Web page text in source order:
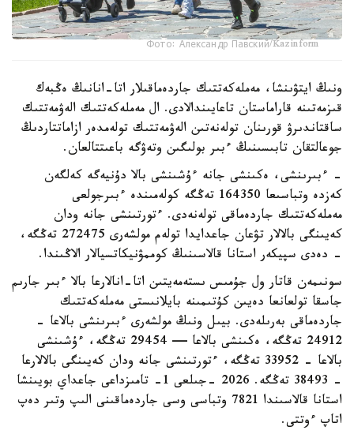
Фото: Александр Павский/Kazinform
ونىڭ ايتۋىنشا، مەملەكەتتىك جاردەماقىلار اتا-انانىڭ ەڭبەك
قىزمەتىنە قاراماستان تاعايىندالادى. ال مەملەكەتتىك الەۋمەتتىك
ساقتاندىرۋ قورىنان تولەنەتىن الەۋمەتتىك تولەمدەر ازاماتتاردىڭ
جوعالتقان تابىسىنىڭ ءبىر بولىگىن وتەۋگە باعىتتالعان.
- ءبىرىنشى، ەكىنشى جانە ءۇشىنشى بالا دۇنيەگە كەلگەن
كەزدە وتباسىعا 164350 تەڭگە كولەمىندە ءبىرجولعى
مەملەكەتتىك جاردەماقى تولەنەدى. ءتورتىنشى جانە ودان
كەيىنگى بالالار تۋعان جاعدايدا تولەم مولشەرى 272475 تەڭگە،
- دەدى سپيكەر استانا قالاسىنىڭ كوممۋنيكاتسيالار الاڭىندا.
سونىمەن قاتار ول جۇمىس ىستەمەيتىن اتا-انالارعا بالا ءبىر جارىم
جاسقا تولعانعا دەيىن كۇتىمىنە بايلانىستى مەملەكەتتىك
جاردەماقى بەرىلەدى. بيىل ونىڭ مولشەرى ءبىرىنشى بالاعا -
24912 تەڭگە، ەكىنشى بالاعا — 29454 تەڭگە، ءۇشىنشى
بالاعا - 33952 تەڭگە، ءتورتىنشى جانە ودان كەيىنگى بالالارعا
- 38493 تەڭگە. 2026 -جىلعى 1- تامىزداعى جاعداي بويىنشا
استانا قالاسىندا 7821 وتباسى وسى جاردەماقىنى الىپ وتىر دەپ
اتاپ ءوتتى.